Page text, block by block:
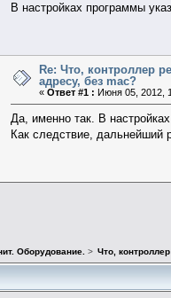
В настройках программы
Re: Что, контроллер
адресу, без mac?
«Ответ #1 : Июня 05, 2012,
Да, именно так. В
Как следствие, дальнейший
Оборудование. > Что,